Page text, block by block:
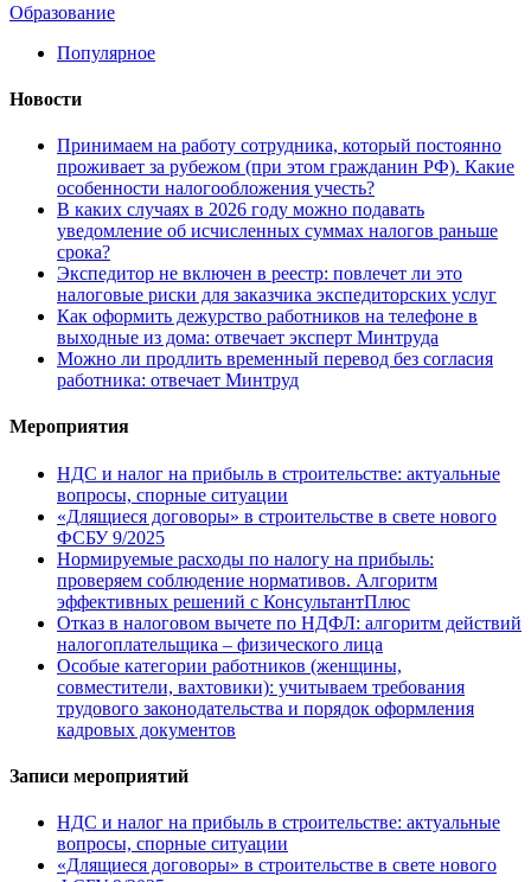
Образование
Популярное
Новости
Принимаем на работу сотрудника, который постоянно
проживает за рубежом (при этом гражданин РФ). Какие
особенности налогообложения учесть?
В каких случаях в 2026 году можно подавать
уведомление об исчисленных суммах налогов раньше
срока?
Экспедитор не включен в реестр: повлечет ли это
налоговые риски для заказчика экспедиторских услуг
Как оформить дежурство работников на телефоне в
выходные из дома: отвечает эксперт Минтруда
Можно ли продлить временный перевод без согласия
работника: отвечает Минтруд
Мероприятия
НДС и налог на прибыль в строительстве: актуальные
вопросы, спорные ситуации
«Длящиеся договоры» в строительстве в свете нового
ФСБУ 9/2025
Нормируемые расходы по налогу на прибыль:
проверяем соблюдение нормативов. Алгоритм
эффективных решений с КонсультантПлюс
Отказ в налоговом вычете по НДФЛ: алгоритм действий
налогоплательщика – физического лица
Особые категории работников (женщины,
совместители, вахтовики): учитываем требования
трудового законодательства и порядок оформления
кадровых документов
Записи мероприятий
НДС и налог на прибыль в строительстве: актуальные
вопросы, спорные ситуации
«Длящиеся договоры» в строительстве в свете нового